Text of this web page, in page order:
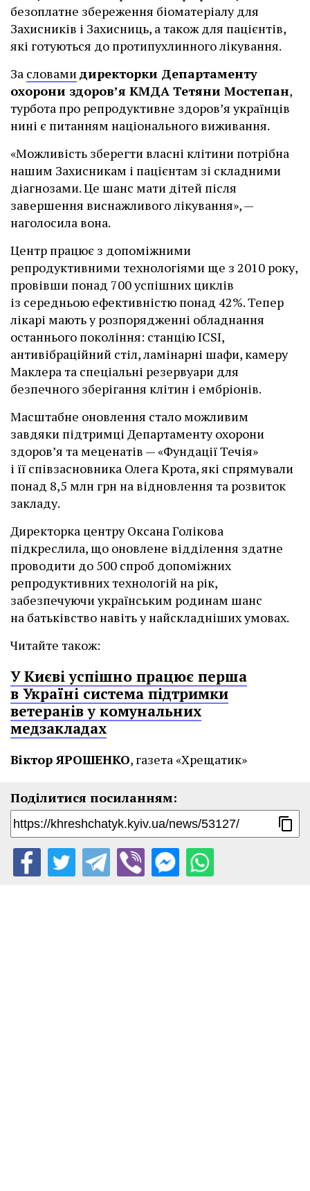
безоплатне збереження біоматеріалу для
Захисників і Захисниць, а також для пацієнтів,
які готуються до протипухлинного лікування.
За словамидиректорки Департаменту
охорони здоров’я КМДА Тетяни Мостепан,
турбота про репродуктивне здоров’я українців
нині є питанням національного виживання.
«Можливість зберегти власні клітини потрібна
нашим Захисникам і пацієнтам зі складними
діагнозами. Це шанс мати дітей після
завершення виснажливого лікування», —
наголосила вона.
Центр працює з допоміжними
репродуктивними технологіями ще з 2010 року,
провівши понад 700 успішних циклів
із середньою ефективністю понад 42%. Тепер
лікарі мають у розпорядженні обладнання
останнього покоління: станцію ІCSI,
антивібраційний стіл, ламінарні шафи, камеру
Маклера та спеціальні резервуари для
безпечного зберігання клітин і ембріонів.
Масштабне оновлення стало можливим
завдяки підтримці Департаменту охорони
здоров’я та меценатів — «Фундації Течія»
і її співзасновника Олега Крота, які спрямували
понад 8,5 млн грн на відновлення та розвиток
закладу.
Директорка центру Оксана Голікова
підкреслила, що оновлене відділення здатне
проводити до 500 спроб допоміжних
репродуктивних технологій на рік,
забезпечуючи українським родинам шанс
на батьківство навіть у найскладніших умовах.
Читайте також:
У Києві успішно працює перша
в Україні система підтримки
ветеранів у комунальних
медзакладах
Віктор ЯРОШЕНКО, газета «Хрещатик»